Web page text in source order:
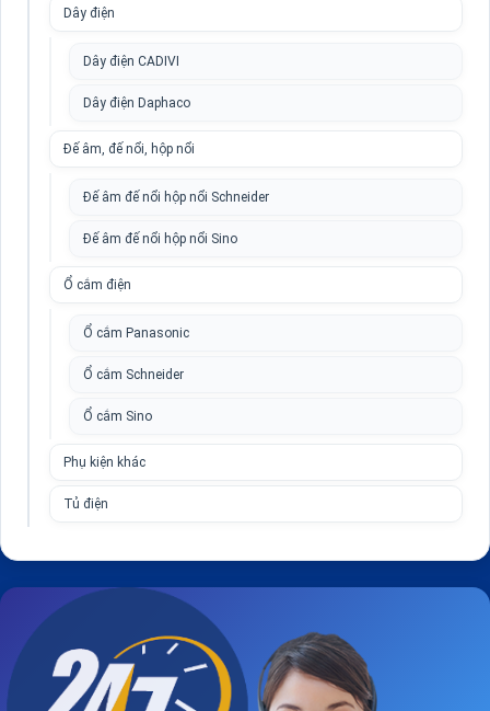
Dây điện
Dây điện CADIVI
Dây điện Daphaco
Đế âm, đế nổi, hộp nổi
Đế âm đế nổi hộp nổi Schneider
Đế âm đế nổi hộp nổi Sino
Ổ cắm điện
Ổ cắm Panasonic
Ổ cắm Schneider
Ổ cắm Sino
Phụ kiện khác
Tủ điện